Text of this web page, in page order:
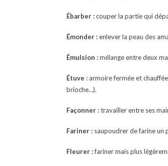
Ébarber :couper la partie qui
Émonder :enlever la peau des
Émulsion :mélange entre deux
Étuve : armoire fermée et
brioche…).
Façonner :travailler entre ses
Fariner : saupoudrer de farine un
Fleurer :fariner mais plus